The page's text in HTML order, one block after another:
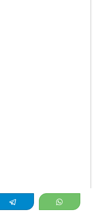
Telegram